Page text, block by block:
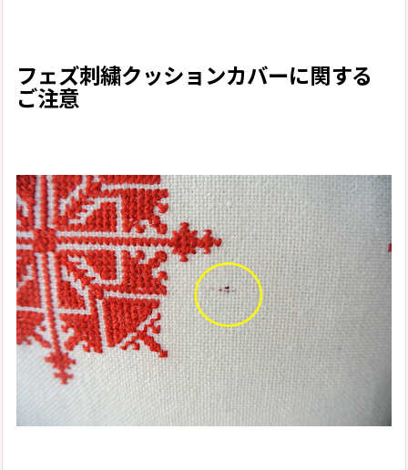
フェズ刺繍クッションカバーに関する
ご注意